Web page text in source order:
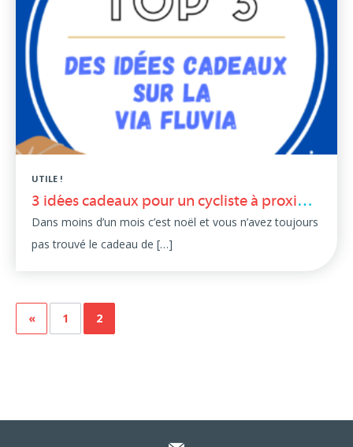
UTILE !
3 idées cadeaux pour un cycliste à proximité de la Via Fluvia !
Dans moins d’un mois c’est noël et vous n’avez toujours
pas trouvé le cadeau de […]
« 1 2